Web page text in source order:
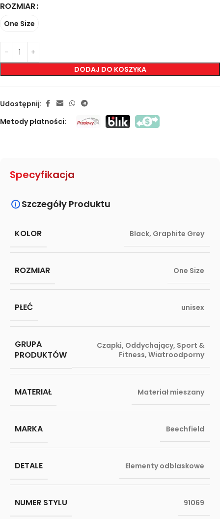
ROZMIAR
One Size
DODAJ DO KOSZYKA
Udostępnij:
Metody płatności:
Specyfikacja
Szczegóły Produktu
KOLOR Black, Graphite Grey
ROZMIAR One Size
PŁEĆ unisex
GRUPA
PRODUKTÓW
Czapki, Oddychający, Sport &
Fitness, Wiatroodporny
MATERIAŁ Materiał mieszany
MARKA Beechfield
DETALE Elementy odblaskowe
NUMER STYLU 91069